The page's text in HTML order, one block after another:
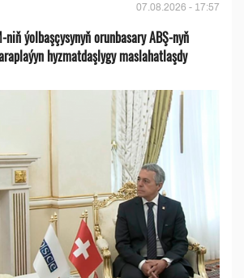
07.08.2026 - 17:57
ýolbaşçysynyň orunbasary ABŞ-nyň
hyzmatdaşlygy maslahatlaşdy